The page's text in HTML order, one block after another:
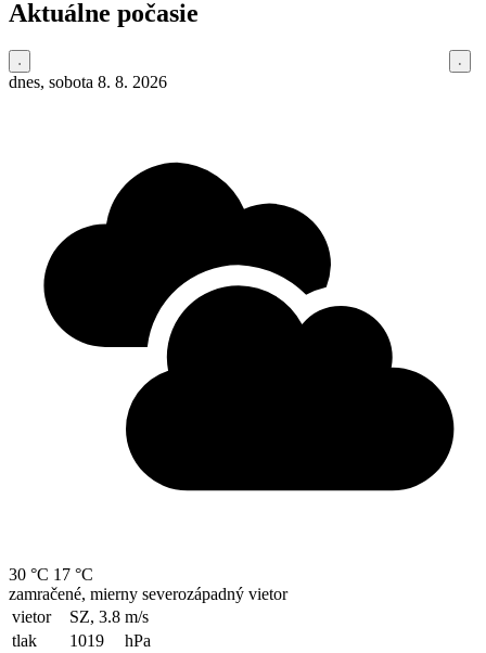
Aktuálne počasie
dnes, sobota 8. 8. 2026
30 °C 17 °C
zamračené, mierny severozápadný vietor
vietor
SZ, 3.8 m/s
tlak
1019
hPa